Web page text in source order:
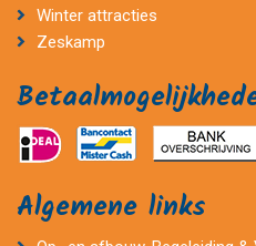
Winter attracties
Zeskamp
Algemene links